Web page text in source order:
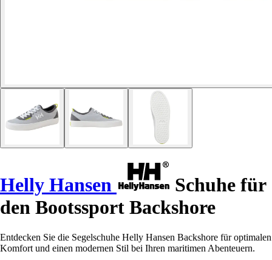
Helly Hansen
Schuhe für
den Bootssport Backshore
Entdecken Sie die Segelschuhe Helly Hansen Backshore für optimalen
Komfort und einen modernen Stil bei Ihren maritimen Abenteuern.